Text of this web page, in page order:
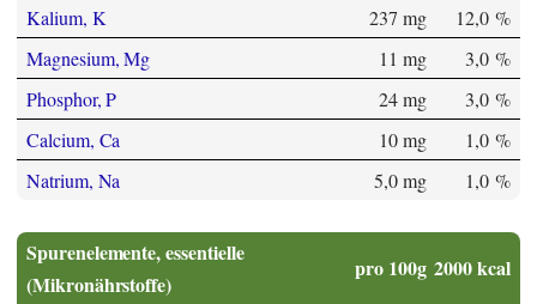
Kalium, K 237 mg
12,0 %
Magnesium, Mg
11 mg
3,0 %
Phosphor, P
24 mg
3,0 %
Calcium, Ca
10 mg
1,0 %
Natrium, Na
5,0 mg 1,0 %
Spurenelemente, essentielle
(Mikronährstoffe)
pro 100g 2000 kcal